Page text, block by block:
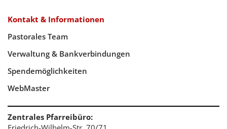
Kontakt & Informationen
Pastorales Team
Verwaltung & Bankverbindungen
Spendemöglichkeiten
WebMaster
Zentrales Pfarreibüro: